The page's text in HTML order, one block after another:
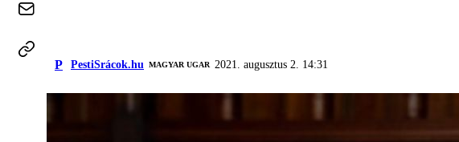
P PestiSrácok.hu MAGYAR UGAR 2021. augusztus 2. 14:31